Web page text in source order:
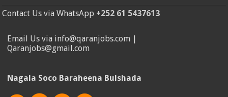
Contact Us via WhatsApp +252 61 5437613
Email Us via info@qaranjobs.com |
Qaranjobs@gmail.com
Nagala Soco Baraheena Bulshada